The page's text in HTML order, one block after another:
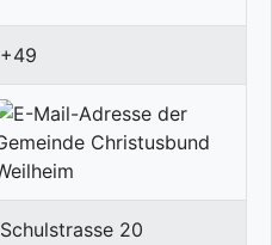
+49
Schulstrasse 20